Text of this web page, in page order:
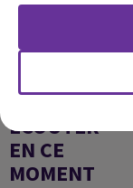
Fiyyashiyya 2016
A
ÉCOUTER
EN CE
MOMENT